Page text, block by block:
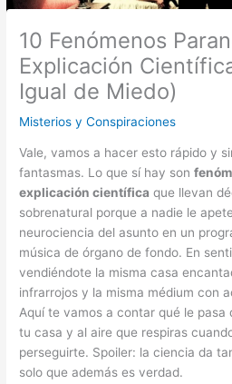
10 Fenómenos
Explicación
Igual de Miedo)
Misterios y Conspiraciones
Vale, vamos a hacer esto rápido y
fantasmas. Lo que sí hay son
explicación científica que llevan
sobrenatural porque a nadie le
neurociencia del asunto en un
música de órgano de fondo. En
vendiéndote la misma casa
infrarrojos y la misma médium con
Aquí te vamos a contar qué le pasa
tu casa y al aire que respiras
perseguirte. Spoiler: la ciencia da
solo que además es verdad.